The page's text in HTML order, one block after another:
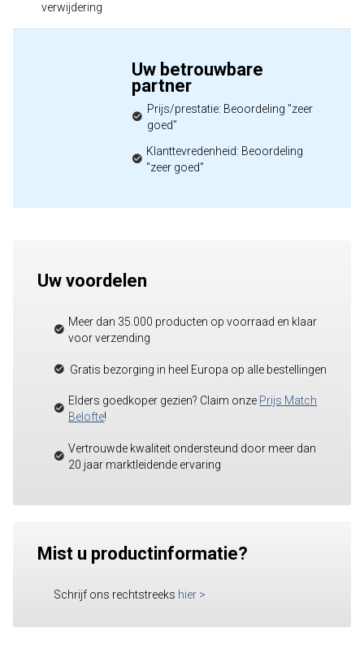
verwijdering
Uw betrouwbare
partner
Prijs/prestatie: Beoordeling "zeer
goed"
Klanttevredenheid: Beoordeling
"zeer goed"
Uw voordelen
Meer dan 35.000 producten op voorraad en klaar
voor verzending
Gratis bezorging in heel Europa op alle bestellingen
Elders goedkoper gezien? Claim onze Prijs Match
Belofte!
Vertrouwde kwaliteit ondersteund door meer dan
20 jaar marktleidende ervaring
Mist u productinformatie?
Schrijf ons rechtstreeks hier >